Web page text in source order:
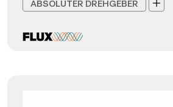
ABSOLUTER DREHGEBER